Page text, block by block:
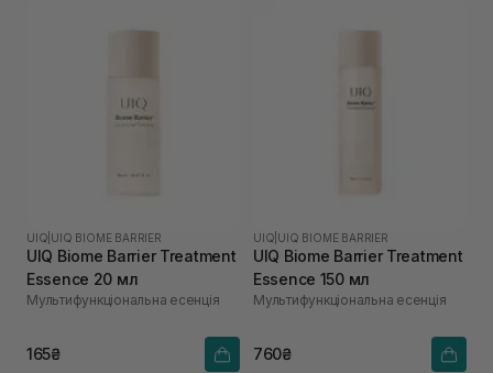
UIQ UIQ BIOME BARRIER
UIQ Biome Barrier Treatment
Essence 20 мл
Мультифункціональна есенція
165₴
UIQ UIQ BIOME BARRIER
UIQ Biome Barrier Treatment
Essence 150 мл
Мультифункціональна есенція
760₴